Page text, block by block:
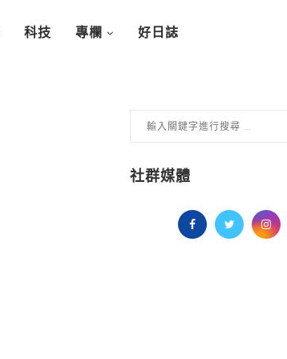
科技 專欄 好日誌
社群媒體